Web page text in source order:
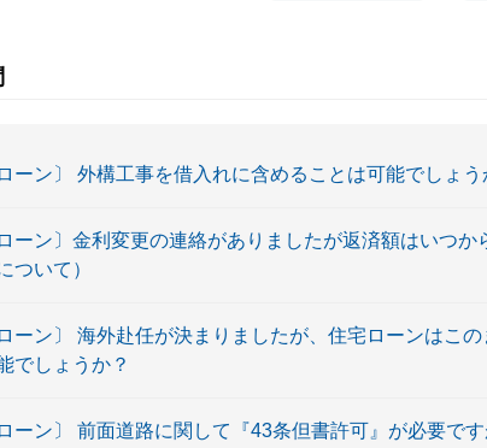
ーン〕 外構工事を借入れに含めることは可能でしょう
ローン〕金利変更の連絡がありましたが返済額はいつ
ついて）
ローン〕 海外赴任が決まりましたが、住宅ローンはこ
でしょうか？
ローン〕 前面道路に関して『43条但書許可』が必要で